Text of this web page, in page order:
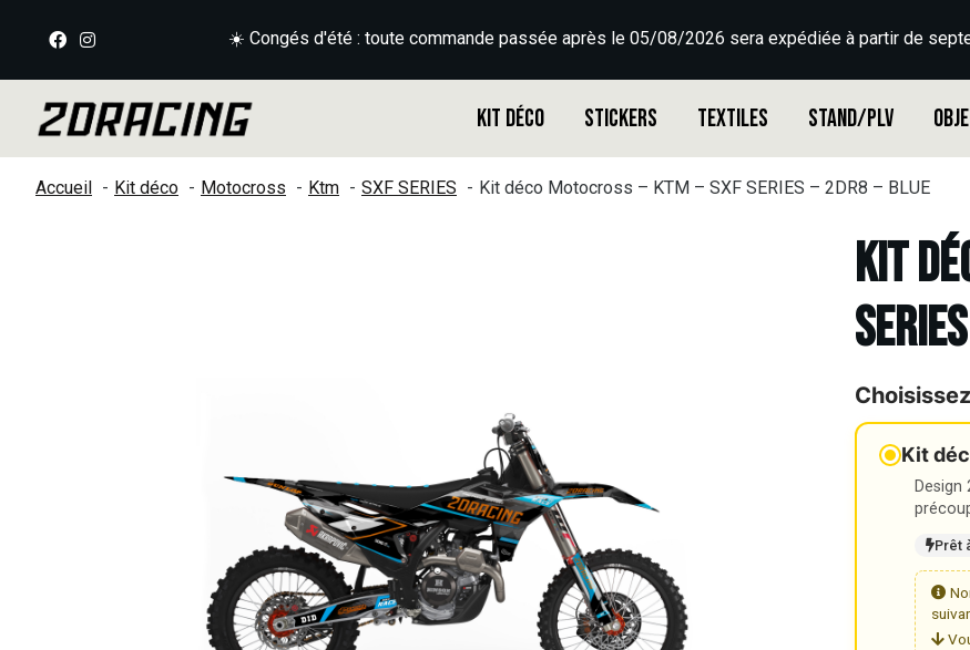
☀️ Congés d'été : toute commande passée après le 05/08/2026 sera expédiée à partir de
Kit déco Stickers Textiles Stand/PLV
Accueil Kit déco Motocross Ktm SXF SERIES Kit déco Motocross – KTM – SXF SERIES – 2DR8 – BLUE
Kit
Kit
Design
Prêt